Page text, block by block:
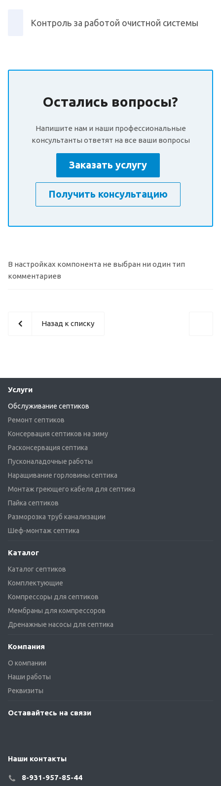
Контроль за работой очистной системы
Остались вопросы?
Напишите нам и наши профессиональные
консультанты ответят на все ваши вопросы
Заказать услугу
Получить консультацию
В настройках компонента не выбран ни один тип
комментариев
Назад к списку
Услуги
Обслуживание септиков
Ремонт септиков
Консервация септиков на зиму
Расконсервация септика
Пусконаладочные работы
Наращивание горловины септика
Монтаж греющего кабеля для септика
Пайка септиков
Разморозка труб канализации
Шеф-монтаж септика
Каталог
Каталог септиков
Комплектующие
Компрессоры для септиков
Мембраны для компрессоров
Дренажные насосы для септика
Компания
О компании
Наши работы
Реквизиты
Оставайтесь на связи
Наши контакты
8-931-957-85-44